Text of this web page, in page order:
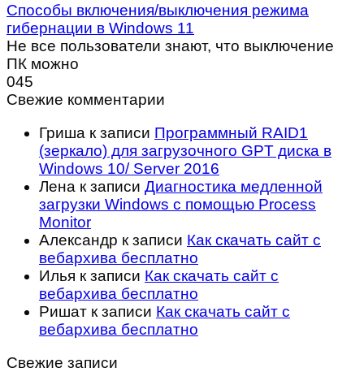
Способы включения/выключения режима
гибернации в Windows 11
Не все пользователи знают, что выключение
ПК можно
045
Свежие комментарии
Гриша к записи Программный RAID1
(зеркало) для загрузочного GPT диска в
Windows 10/ Server 2016
Лена к записи Диагностика медленной
загрузки Windows с помощью Process
Monitor
Александр к записи Как скачать сайт с
вебархива бесплатно
Илья к записи Как скачать сайт с
вебархива бесплатно
Ришат к записи Как скачать сайт с
вебархива бесплатно
Свежие записи